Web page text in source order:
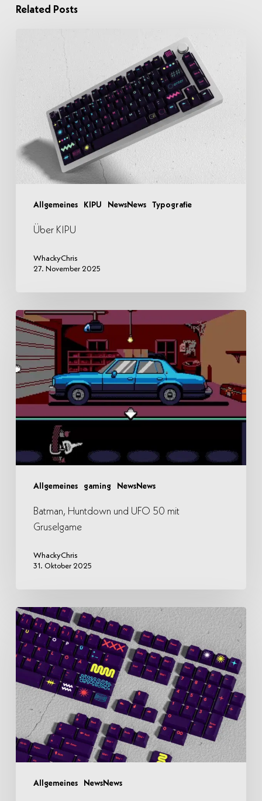
Related Posts
Allgemeines KIPU NewsNews Typografie
Über KIPU
WhackyChris
27. November 2025
Allgemeines gaming NewsNews
Batman,
Huntdown
und
UFO
50
Gruselgame
Batman, Huntdown und UFO 50 mit
Gruselgame
WhackyChris
31. Oktober 2025
Allgemeines NewsNews
Set#4
wird
wild.